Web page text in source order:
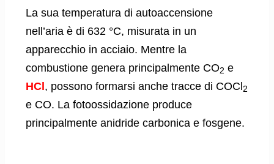
La sua temperatura di autoaccensione
nell’aria è di 632 °C, misurata in un
apparecchio in acciaio. Mentre la
combustione genera principalmente CO2 e
HCl, possono formarsi anche tracce di COCl2
e CO. La fotoossidazione produce
principalmente anidride carbonica e fosgene.